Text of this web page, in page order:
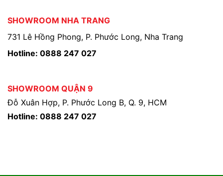
SHOWROOM NHA TRANG
731 Lê Hồng Phong, P. Phước Long, Nha Trang
Hotline: 0888 247 027
SHOWROOM QUẬN 9
Đỗ Xuân Hợp, P. Phước Long B, Q. 9, HCM
Hotline: 0888 247 027